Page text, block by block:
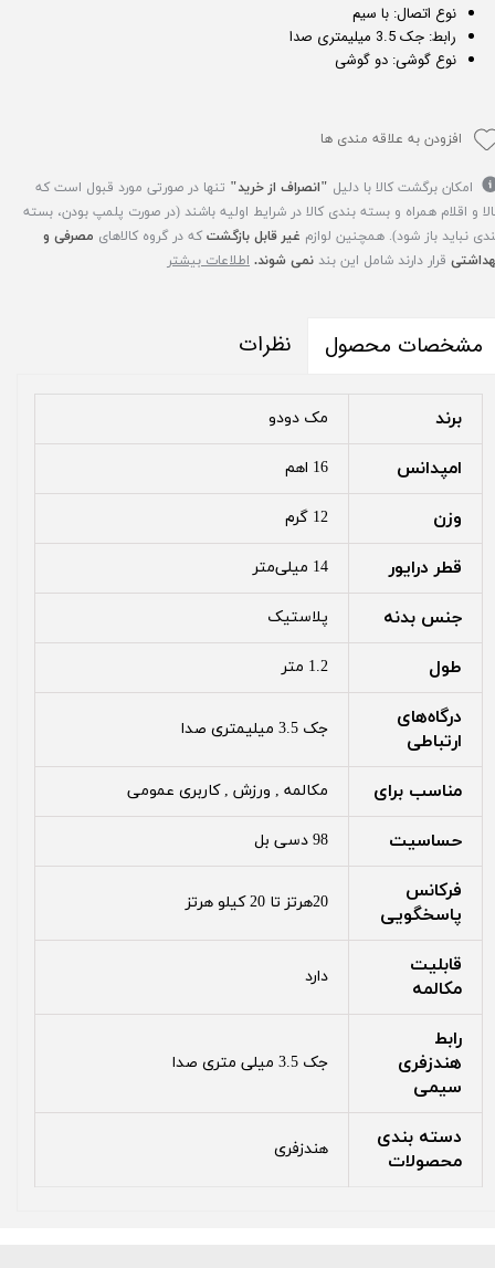
نوع اتصال: با سیم
رابط: جک 3.5 میلیمتری صدا
نوع گوشی: دو گوشی
افزودن به علاقه مندی ها
امکان برگشت کالا با دلیل "انصراف از خرید" تنها در صورتی مورد قبول است که
و اقلام همراه و بسته بندی کالا در شرایط اولیه باشند (در صورت پلمپ بودن، بسته
نباید باز شود). همچنین لوازم غیر قابل بازگشت که در گروه کالاهای مصرفی و
قرار دارند شامل این بند نمی شوند. اطلاعات بیشتر
مشخصات محصول نظرات
برند مک دودو
امپدانس 16 اهم
وزن 12 گرم
قطر درایور 14 میلی‌متر
جنس بدنه پلاستیک
طول 1.2 متر
درگاه‌های
ارتباطی
جک 3.5 میلیمتری صدا
مناسب برای مکالمه , ورزش , کاربری عمومی
حساسیت 98 دسی بل
فرکانس
پاسخگویی
20هرتز تا 20 کیلو هرتز
قابلیت
مکالمه
دارد
رابط
هندزفری
سیمی
جک 3.5 میلی متری صدا
دسته بندی
محصولات
هندزفری